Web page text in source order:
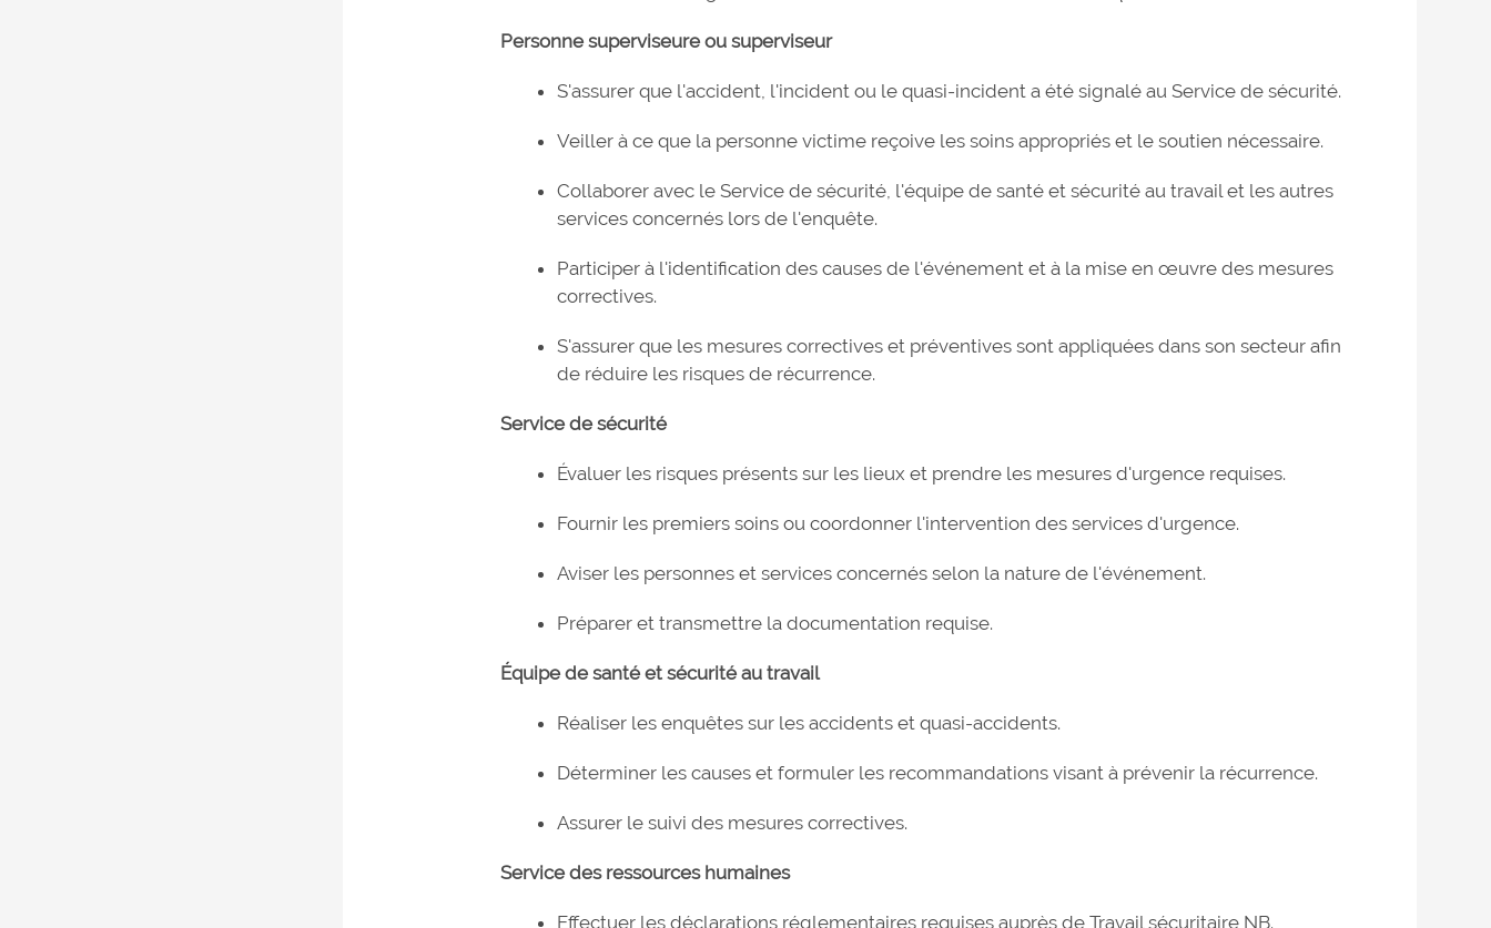
Personne superviseure ou superviseur
S'assurer que l'accident, l'incident ou le quasi-incident a été signalé au Service de sécurité.
Veiller à ce que la personne victime reçoive les soins appropriés et le soutien nécessaire.
Collaborer avec le Service de sécurité, l'équipe de santé et sécurité au travail et les autres
services concernés lors de l'enquête.
Participer à l'identification des causes de l'événement et à la mise en œuvre des mesures
correctives.
S'assurer que les mesures correctives et préventives sont appliquées dans son secteur afin
de réduire les risques de récurrence.
Service de sécurité
Évaluer les risques présents sur les lieux et prendre les mesures d'urgence requises.
Fournir les premiers soins ou coordonner l'intervention des services d'urgence.
Aviser les personnes et services concernés selon la nature de l'événement.
Préparer et transmettre la documentation requise.
Équipe de santé et sécurité au travail
Réaliser les enquêtes sur les accidents et quasi-accidents.
Déterminer les causes et formuler les recommandations visant à prévenir la récurrence.
Assurer le suivi des mesures correctives.
Service des ressources humaines
Effectuer les déclarations réglementaires requises auprès de Travail sécuritaire NB.